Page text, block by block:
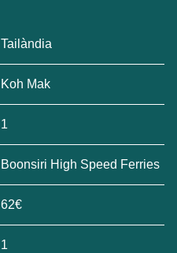
Tailàndia
Koh Mak
1
Boonsiri High Speed Ferries
62€
1